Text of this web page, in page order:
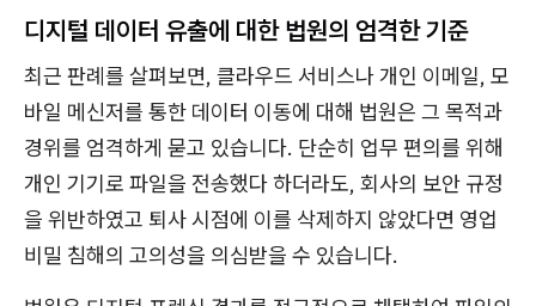
디지털 데이터 유출에 대한 법원의 엄격한 기준
최근 판례를 살펴보면, 클라우드 서비스나 개인 이메일, 모
바일 메신저를 통한 데이터 이동에 대해 법원은 그 목적과
경위를 엄격하게 묻고 있습니다. 단순히 업무 편의를 위해
개인 기기로 파일을 전송했다 하더라도, 회사의 보안 규정
을 위반하였고 퇴사 시점에 이를 삭제하지 않았다면 영업
비밀 침해의 고의성을 의심받을 수 있습니다.